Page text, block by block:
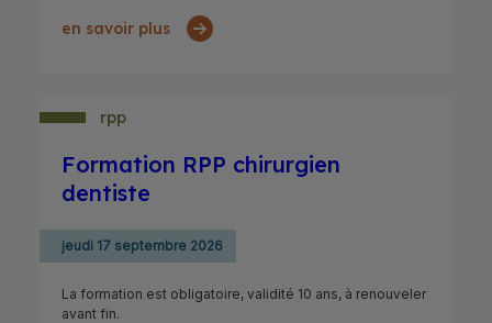
en savoir plus
rpp
Formation RPP chirurgien
dentiste
jeudi 17 septembre 2026
La formation est obligatoire, validité 10 ans, à renouveler
avant fin.